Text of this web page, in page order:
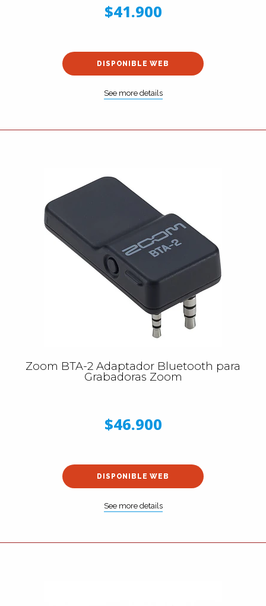
$41.900
DISPONIBLE WEB
See more details
Zoom BTA-2 Adaptador Bluetooth para
Grabadoras Zoom
$46.900
DISPONIBLE WEB
See more details